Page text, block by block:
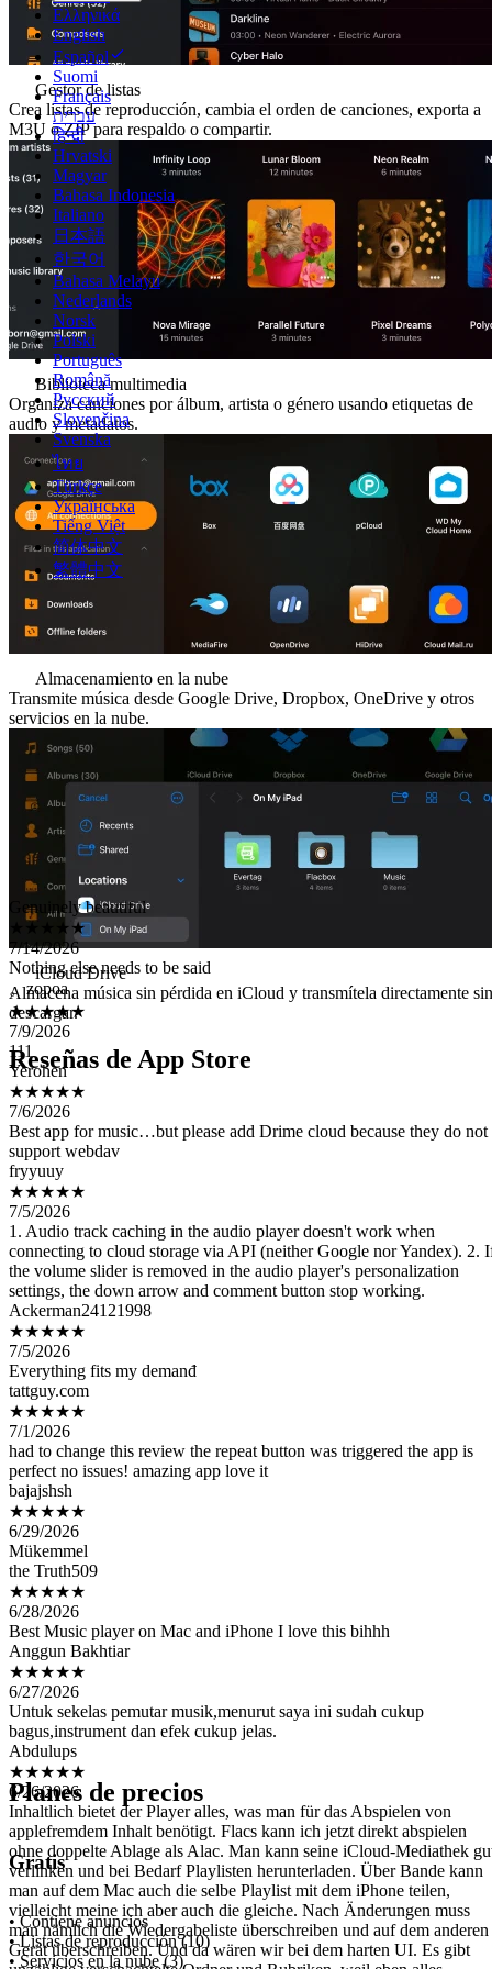
Ελληνικά
English
Español
Suomi
Français
עברית
हिन्दी
Hrvatski
Magyar
Bahasa Indonesia
Italiano
日本語
한국어
Bahasa Melayu
Nederlands
Norsk
Polski
Português
Română
Русский
Slovenčina
Svenska
ไทย
Türkçe
Українська
Tiếng Việt
简体中文
繁體中文
Gestor de listas
Crea listas de reproducción, cambia el orden de canciones, exporta a
M3U o ZIP para respaldo o compartir.
Biblioteca multimedia
Organiza canciones por álbum, artista o género usando etiquetas de
audio y metadatos.
Almacenamiento en la nube
Transmite música desde Google Drive, Dropbox, OneDrive y otros
servicios en la nube.
iCloud Drive
Almacena música sin pérdida en iCloud y transmítela directamente sin
descargar.
Reseñas de App Store
Genuinely beautiful
★★★★★
7/14/2026
Nothing else needs to be said
。zopoa
★★★★★
7/9/2026
111
Yerohen
★★★★★
7/6/2026
Best app for music…but please add Drime cloud because they do not
support webdav
fryyuuy
★★★★★
7/5/2026
1. Audio track caching in the audio player doesn't work when
connecting to cloud storage via API (neither Google nor Yandex). 2.
the volume slider is removed in the audio player's personalization
settings, the down arrow and comment button stop working.
Ackerman24121998
★★★★★
7/5/2026
Everything fits my demanđ
tattguy.com
★★★★★
7/1/2026
had to change this review the repeat button was triggered the app is
perfect no issues! amazing app love it
bajajshsh
★★★★★
6/29/2026
Mükemmel
the Truth509
★★★★★
6/28/2026
Best Music player on Mac and iPhone I love this bihhh
Anggun Bakhtiar
★★★★★
6/27/2026
Untuk sekelas pemutar musik,menurut saya ini sudah cukup
bagus,instrument dan efek cukup jelas.
Abdulups
★★★★★
6/26/2026
Inhaltlich bietet der Player alles, was man für das Abspielen von
applefremdem Inhalt benötigt. Flacs kann ich jetzt direkt abspielen
ohne doppelte Ablage als Alac. Man kann seine iCloud-Mediathek
verlinken und bei Bedarf Playlisten herunterladen. Über Bande kann
man auf dem Mac auch die selbe Playlist mit dem iPhone teilen,
vielleicht meine ich aber auch die gleiche. Nach Änderungen muss
man nämlich die Wiedergabeliste überschreiben und auf dem anderen
Gerät überschreiben. Und da wären wir bei dem harten UI. Es gibt
unzählige verschachtelte Ordner und Rubriken, weil eben alles
mögliche geht. Wenn man sich aber etwas mit dem Programm
Planes de precios
Gratis
• Contiene anuncios
• Listas de reproducción (10)
• Servicios en la nube (3)